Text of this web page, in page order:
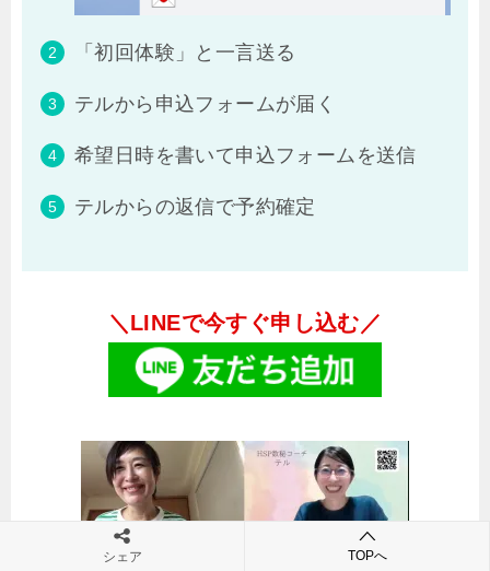
「初回体験」と一言送る
テルから申込フォームが届く
希望日時を書いて申込フォームを送信
テルからの返信で予約確定
＼LINEで今すぐ申し込む／
シェア TOPへ